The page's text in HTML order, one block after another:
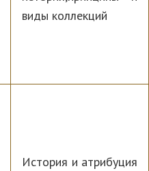
виды коллекций
История и атрибуция